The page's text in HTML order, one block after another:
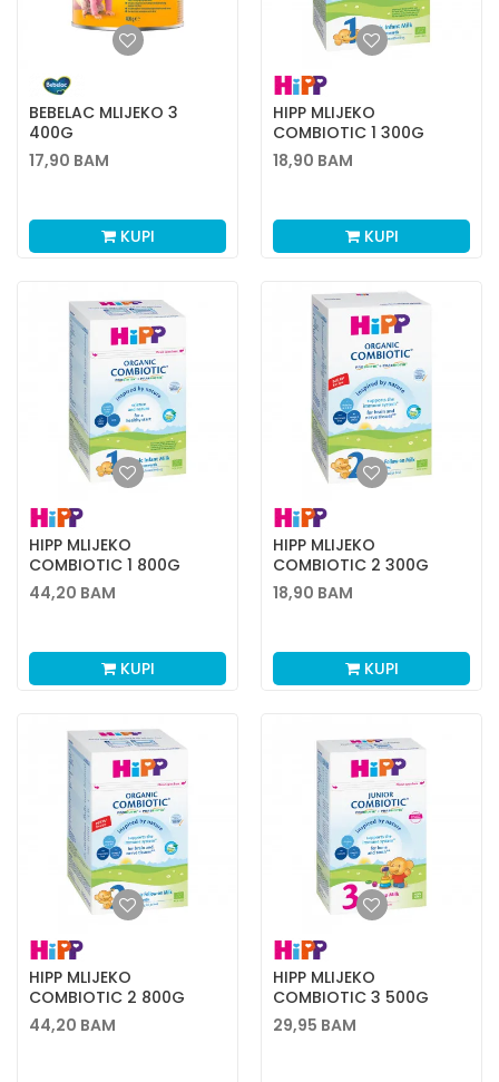
BEBELAC MLIJEKO 3
400G
17,90 BAM
KUPI
HIPP MLIJEKO
COMBIOTIC 1 300G
18,90 BAM
KUPI
HIPP MLIJEKO
COMBIOTIC 1 800G
44,20 BAM
KUPI
HIPP MLIJEKO
COMBIOTIC 2 300G
18,90 BAM
KUPI
HIPP MLIJEKO
COMBIOTIC 2 800G
44,20 BAM
HIPP MLIJEKO
COMBIOTIC 3 500G
29,95 BAM